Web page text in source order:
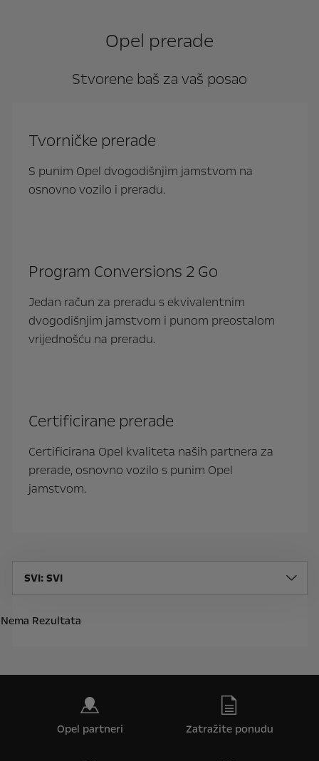
Opel prerade
Stvorene baš za vaš posao
Tvorničke prerade
S punim Opel dvogodišnjim jamstvom na
osnovno vozilo i preradu.
Program Conversions 2 Go
Jedan račun za preradu s ekvivalentnim
dvogodišnjim jamstvom i punom preostalom
vrijednošću na preradu.
Certificirane prerade
Certificirana Opel kvaliteta naših partnera za
prerade, osnovno vozilo s punim Opel
jamstvom.
SVI: SVI
Nema Rezultata
Opel partneri Zatražite ponudu